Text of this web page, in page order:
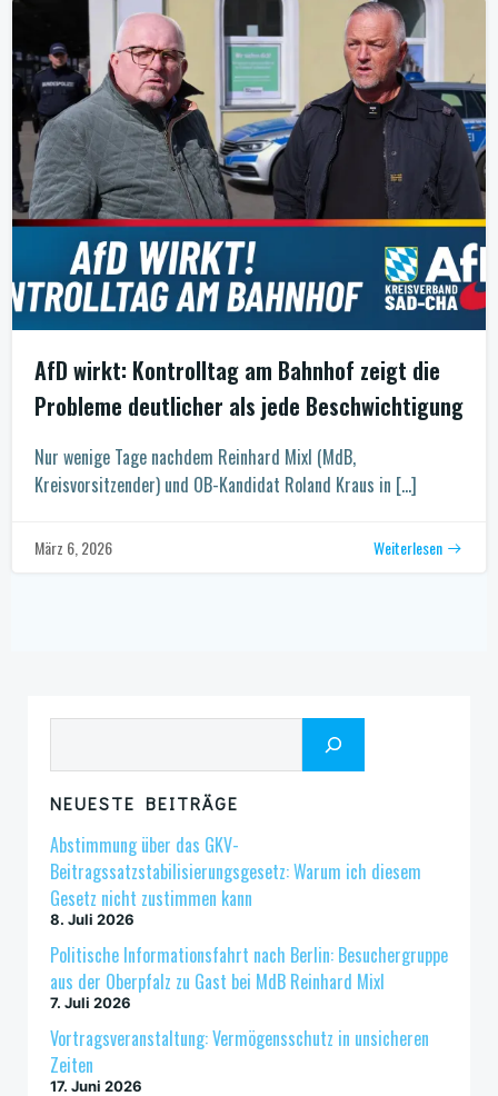
AfD wirkt: Kontrolltag am Bahnhof zeigt die
Probleme deutlicher als jede Beschwichtigung
Nur wenige Tage nachdem Reinhard Mixl (MdB,
Kreisvorsitzender) und OB-Kandidat Roland Kraus in […]
März 6, 2026 Weiterlesen
NEUESTE BEITRÄGE
Abstimmung über das GKV-
Beitragssatzstabilisierungsgesetz: Warum ich diesem
Gesetz nicht zustimmen kann
8. Juli 2026
Politische Informationsfahrt nach Berlin: Besuchergruppe
aus der Oberpfalz zu Gast bei MdB Reinhard Mixl
7. Juli 2026
Vortragsveranstaltung: Vermögensschutz in unsicheren
Zeiten
17. Juni 2026